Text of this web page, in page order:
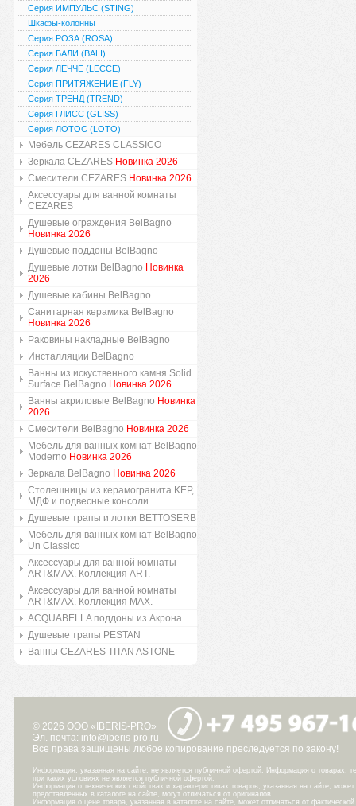
Серия ИМПУЛЬС (STING)
Шкафы-колонны
Серия РОЗА (ROSA)
Серия БАЛИ (BALI)
Серия ЛЕЧЧЕ (LECCE)
Серия ПРИТЯЖЕНИЕ (FLY)
Серия ТРЕНД (TREND)
Серия ГЛИСС (GLISS)
Серия ЛОТОС (LOTO)
Мебель CEZARES CLASSICO
Зеркала CEZARES Новинка 2026
Смесители CEZARES Новинка 2026
Аксессуары для ванной комнаты
CEZARES
Душевые ограждения BelBagno
Новинка 2026
Душевые поддоны BelBagno
Душевые лотки BelBagno Новинка
2026
Душевые кабины BelBagno
Санитарная керамика BelBagno
Новинка 2026
Раковины накладные BelBagno
Инсталляции BelBagno
Ванны из искуственного камня Solid
Surface BelBagno Новинка 2026
Ванны акриловые BelBagno Новинка
2026
Смесители BelBagno Новинка 2026
Мебель для ванных комнат BelBagno
Moderno Новинка 2026
Зеркала BelBagno Новинка 2026
Столешницы из керамогранита KEP,
МДФ и подвесные консоли
Душевые трапы и лотки BETTOSERB
Мебель для ванных комнат BelBagno
Un Classico
Аксессуары для ванной комнаты
ART&MAX. Коллекция ART.
Аксессуары для ванной комнаты
ART&MAX. Коллекция MAX.
ACQUABELLA поддоны из Акрона
Душевые трапы PESTAN
Ванны CEZARES TITAN ASTONE
© 2026 ООО «IBERIS-PRO»
Эл. почта: info@iberis-pro.ru
Все права защищены любое копирование преследуется по закону!
Информация, указанная на сайте, не является публичной офертой. Информация о товарах,
при каких условиях не является публичной офертой.
Информация о технических свойствах и характеристиках товаров, указанная на сайте,
представленных в каталоге на сайте, могут отличаться от оригиналов.
Информация о цене товара, указанная в каталоге на сайте, может отличаться от